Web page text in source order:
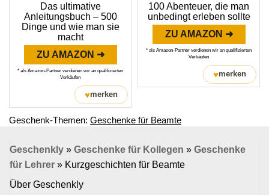
Das ultimative
Anleitungsbuch – 500
Dinge und wie man sie
macht
ZU AMAZON ➜
* als Amazon-Partner verdienen wir an qualifizierten
Verkäufen
♥merken
100 Abenteuer, die man
unbedingt erleben sollte
ZU AMAZON ➜
* als Amazon-Partner verdienen wir an qualifizierten
Verkäufen
♥merken
Geschenk-Themen: Geschenke für Beamte
Geschenkly » Geschenke für Kollegen » Geschenke
für Lehrer » Kurzgeschichten für Beamte
Über Geschenkly